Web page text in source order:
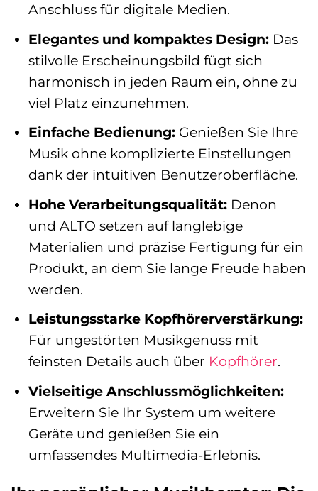
Anschluss für digitale Medien.
Elegantes und kompaktes Design:Das
stilvolle Erscheinungsbild fügt sich
harmonisch in jeden Raum ein, ohne zu
viel Platz einzunehmen.
Einfache Bedienung:Genießen Sie Ihre
Musik ohne komplizierte Einstellungen
dank der intuitiven Benutzeroberfläche.
Hohe Verarbeitungsqualität:Denon
und ALTO setzen auf langlebige
Materialien und präzise Fertigung für ein
Produkt, an dem Sie lange Freude haben
werden.
Leistungsstarke Kopfhörerverstärkung:
Für ungestörten Musikgenuss mit
feinsten Details auch über Kopfhörer.
Vielseitige Anschlussmöglichkeiten:
Erweitern Sie Ihr System um weitere
Geräte und genießen Sie ein
umfassendes Multimedia-Erlebnis.